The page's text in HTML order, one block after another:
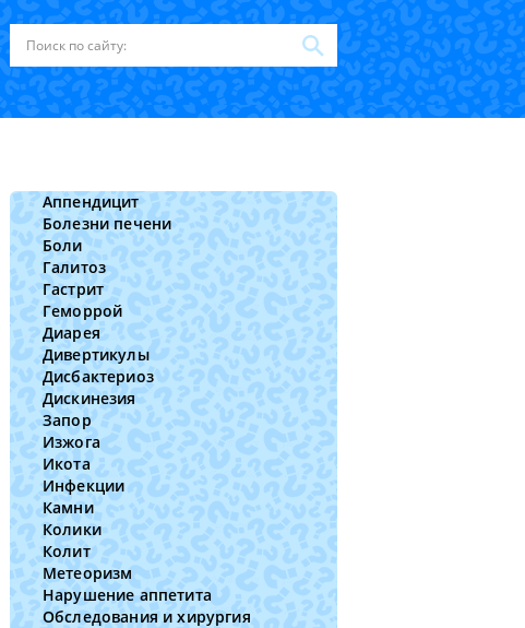
Аппендицит
Болезни печени
Боли
Галитоз
Гастрит
Геморрой
Диарея
Дивертикулы
Дисбактериоз
Дискинезия
Запор
Изжога
Икота
Инфекции
Камни
Колики
Колит
Метеоризм
Нарушение аппетита
Обследования и хирургия